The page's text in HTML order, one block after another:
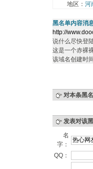
地区： 河
黑名单内容消
http://
说什么尽快登
这是一个赤裸
该域名创建时
对本条黑
发表对该
名
字：
QQ：